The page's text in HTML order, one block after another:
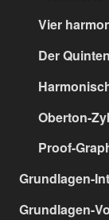
Vier
Der
Oberton-
Proof-
Grundlagen-
Grundlagen-